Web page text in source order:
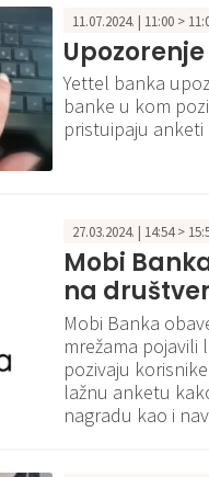
11.07.2024. | 11:00 >
Yettel banka
banke u kom
pristuipaju
27.03.2024. | 14:54 >
Mobi
na
Mobi Banka
mrežama pojavili
pozivaju
lažnu anketu
nagradu kao i